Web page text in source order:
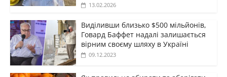
13.02.2026
Виділивши близько $500 мільйонів,
Говард Баффет надалі залишається
вірним своєму шляху в Україні
09.12.2023